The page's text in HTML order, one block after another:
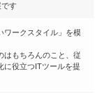
す
ワークスタイル」を模
はもちろんのこと、従
に役立つITツールを提